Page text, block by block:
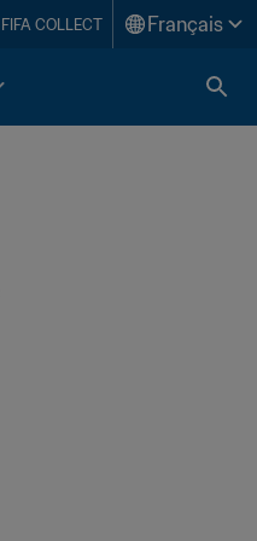
FIFA COLLECT Français